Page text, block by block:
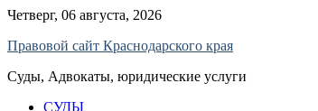
Skip
content
Четверг, 06 августа, 2026
Правовой сайт Краснодарского края
Суды, Адвокаты, юридические услуги
СУДЫ